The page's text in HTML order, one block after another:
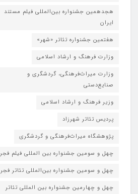
هجدهمین جشنواره بین‌المللی فیلم مستند
ایران
هفتمین جشنواره تئاتر «شهر»
وزارت فرهنگ و ارشاد اسلامی
وزارت میراث‌فرهنگی، گردشگری و
صنایع‌دستی
وزیر فرهنگ و ارشاد اسلامی
پردیس تئاتر شهرزاد
پژوهشگاه میراث‌فرهنگی و گردشگری
چهل و سومین جشنواره بین المللی فیلم فجر
چهل و سومین جشنواره بین‌المللی تئاتر فجر
چهل و چهارمین جشنواره بین المللی تئاتر